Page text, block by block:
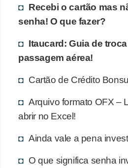
Recebi o cartão mas
senha! O que fazer?
Itaucard: Guia de
passagem aérea!
Cartão de Crédito
Arquivo formato OFX –
abrir no Excel!
Ainda vale a pena
O que significa senha
é
b
t
o
E
d
u
a
ç